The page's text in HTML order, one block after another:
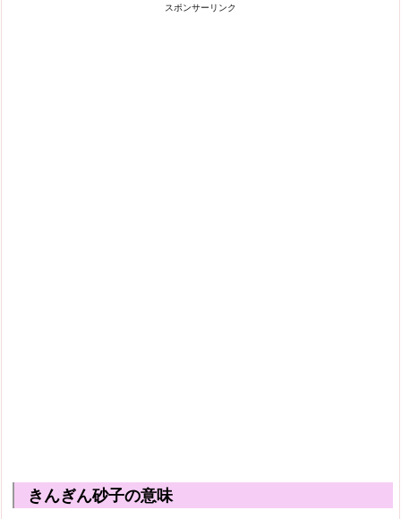
スポンサーリンク
きんぎん砂子の意味